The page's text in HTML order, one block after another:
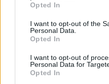
use your data for below
consent section.
Opted In
I want to opt-out of the
Personal Data.
Opted In
I want to opt-out of
Personal Data for
Opted In
Gazzetta. Ακολούθησέ μας
Φενέρμπαχτσε: Αντέγραψε